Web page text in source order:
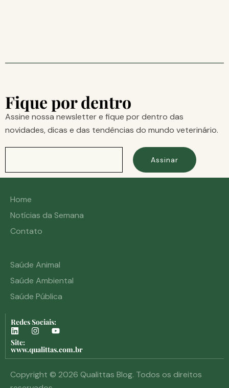
Fique por dentro
Assine nossa newsletter e fique por dentro das
novidades, dicas e das tendências do mundo veterinário.
Assinar
Home
Notícias da Semana
Contato
Saúde Animal
Saúde Ambiental
Saúde Pública
Redes Sociais:
Site:
www.qualittas.com.br
Copyright © 2026 Qualittas Blog. Todos os direitos